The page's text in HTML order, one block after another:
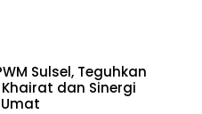
Sulsel, Teguhkan
dan Sinergi